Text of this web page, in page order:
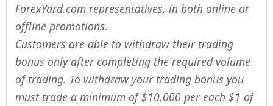
ForexYard.com representatives, in both online or
offline promotions.
Customers are able to withdraw their trading
bonus only after completing the required volume
of trading. To withdraw your trading bonus you
must trade a minimum of $10,000 per each $1 of